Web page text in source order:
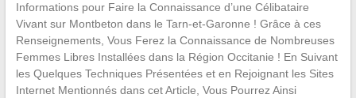
Informations pour Faire la Connaissance d’une Célibataire
Vivant sur Montbeton dans le Tarn-et-Garonne ! Grâce à ces
Renseignements, Vous Ferez la Connaissance de Nombreuses
Femmes Libres Installées dans la Région Occitanie ! En Suivant
les Quelques Techniques Présentées et en Rejoignant les Sites
Internet Mentionnés dans cet Article, Vous Pourrez Ainsi